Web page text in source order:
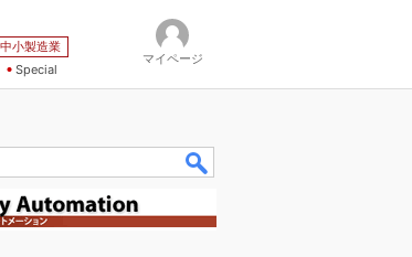
中小製造業
Special
マイページ